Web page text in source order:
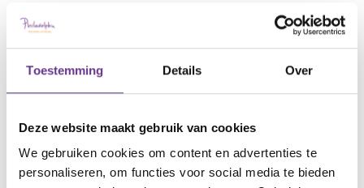
Toestemming Details Over
Deze website maakt gebruik van cookies
We gebruiken cookies om content en advertenties te
personaliseren, om functies voor social media te bieden
Coördinatie, houding en evenwicht: ze kunnen
moeite hebben met coördinatie, het bewaren
van hun evenwicht, het aannemen van een juiste
houding en bepaalde motorische vaardigheden,
zoals fietsen.
Een waardevol leven
Het verschilt per persoon welke beperkingen of